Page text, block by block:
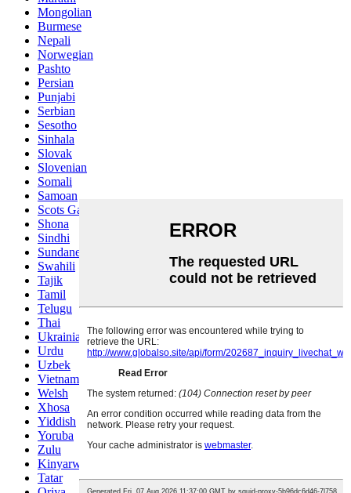
Mongolian
Burmese
Nepali
Norwegian
Pashto
Persian
Punjabi
Serbian
Sesotho
Sinhala
Slovak
Slovenian
Somali
Samoan
Scots Gaelic
Shona
Sindhi
Sundanese
Swahili
Tajik
Tamil
Telugu
Thai
Ukrainian
Urdu
Uzbek
Vietnamese
Welsh
Xhosa
Yiddish
Yoruba
Zulu
Kinyarwanda
Tatar